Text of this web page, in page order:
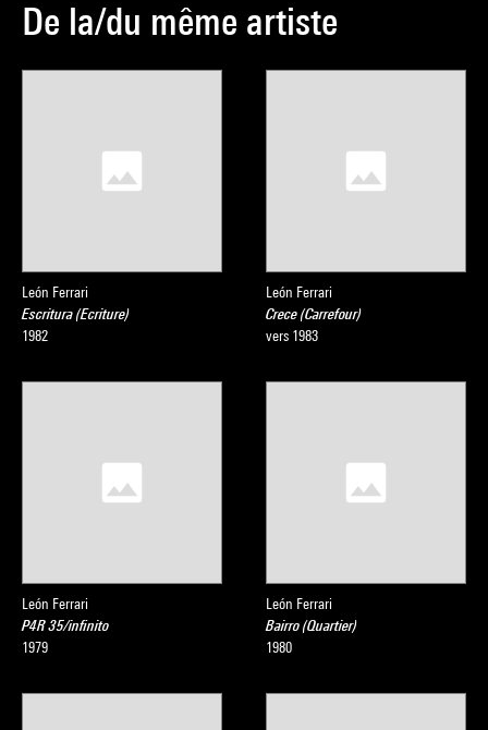
De la/du même artiste
León Ferrari
Escritura (Ecriture)
1982
León Ferrari
Crece (Carrefour)
vers 1983
León Ferrari
P4R 35/infinito
1979
León Ferrari
Bairro (Quartier)
1980